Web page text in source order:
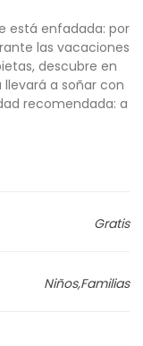
está enfadada: por
las vacaciones
descubre en
a soñar con
recomendada: a
Gratis
Niños,Familias